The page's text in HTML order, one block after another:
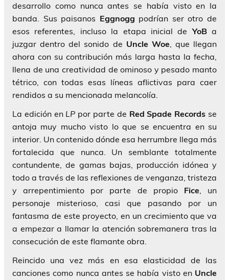
desarrollo como nunca antes se había visto en la
banda. Sus paisanos Eggnogg podrían ser otro de
esos referentes, incluso la etapa inicial deYoBa
juzgar dentro del sonido de Uncle Woe, que llegan
ahora con su contribución más larga hasta la fecha,
llena de una creatividad de ominoso y pesado manto
tétrico, con todas esas líneas aflictivas para caer
rendidos a su mencionada melancolía.
La edición en LP por parte de Red Spade Records se
antoja muy mucho visto lo que se encuentra en su
interior. Un contenido dónde esa herrumbre llega más
fortalecida que nunca. Un semblante totalmente
contundente, de gamas bajas, producción idónea y
todo a través de las reflexiones de venganza, tristeza
y arrepentimiento por parte de propio Fice, un
personaje misterioso, casi que pasando por un
fantasma de este proyecto, en un crecimiento que va
a empezar a llamar la atención sobremanera tras la
consecución de este flamante obra.
Reincido una vez más en esa elasticidad de las
canciones como nunca antes se había visto en Uncle